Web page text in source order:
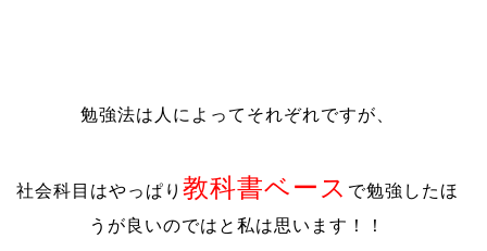
勉強法は人によってそれぞれですが、
社会科目はやっぱり 教科書ベース で勉強したほ
うが良いのではと私は思います！！